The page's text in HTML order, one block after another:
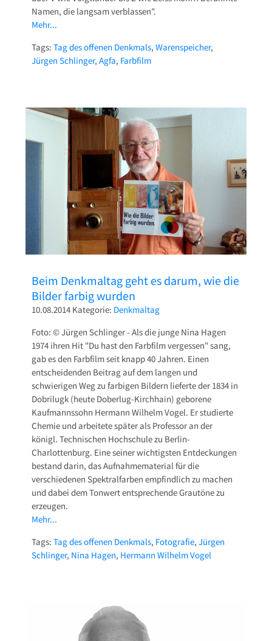
Namen, die langsam verblassen".
Mehr...
Tags:Tag des offenen Denkmals,Warenspeicher,
Jürgen Schlinger,Agfa, Farbfilm
Beim Denkmaltag geht es darum, wie die
Bilder farbig wurden
10.08.2014 Kategorie: Denkmaltag
Foto: © Jürgen Schlinger - Als die junge Nina Hagen
1974 ihren Hit "Du hast den Farbfilm vergessen" sang,
gab es den Farbfilm seit knapp 40 Jahren. Einen
entscheidenden Beitrag auf dem langen und
schwierigen Weg zu farbigen Bildern lieferte der 1834 in
Dobrilugk (heute Doberlug-Kirchhain) geborene
Kaufmannssohn Hermann Wilhelm Vogel. Er studierte
Chemie und arbeitete später als Professor an der
königl. Technischen Hochschule zu Berlin-
Charlottenburg. Eine seiner wichtigsten Entdeckungen
bestand darin, das Aufnahmematerial für die
verschiedenen Spektralfarben empfindlich zu machen
und dabei dem Tonwert entsprechende Grautöne zu
erzeugen.
Mehr...
Tags:Tag des offenen Denkmals, Fotografie,Jürgen
Schlinger, Nina Hagen, Hermann Wilhelm Vogel